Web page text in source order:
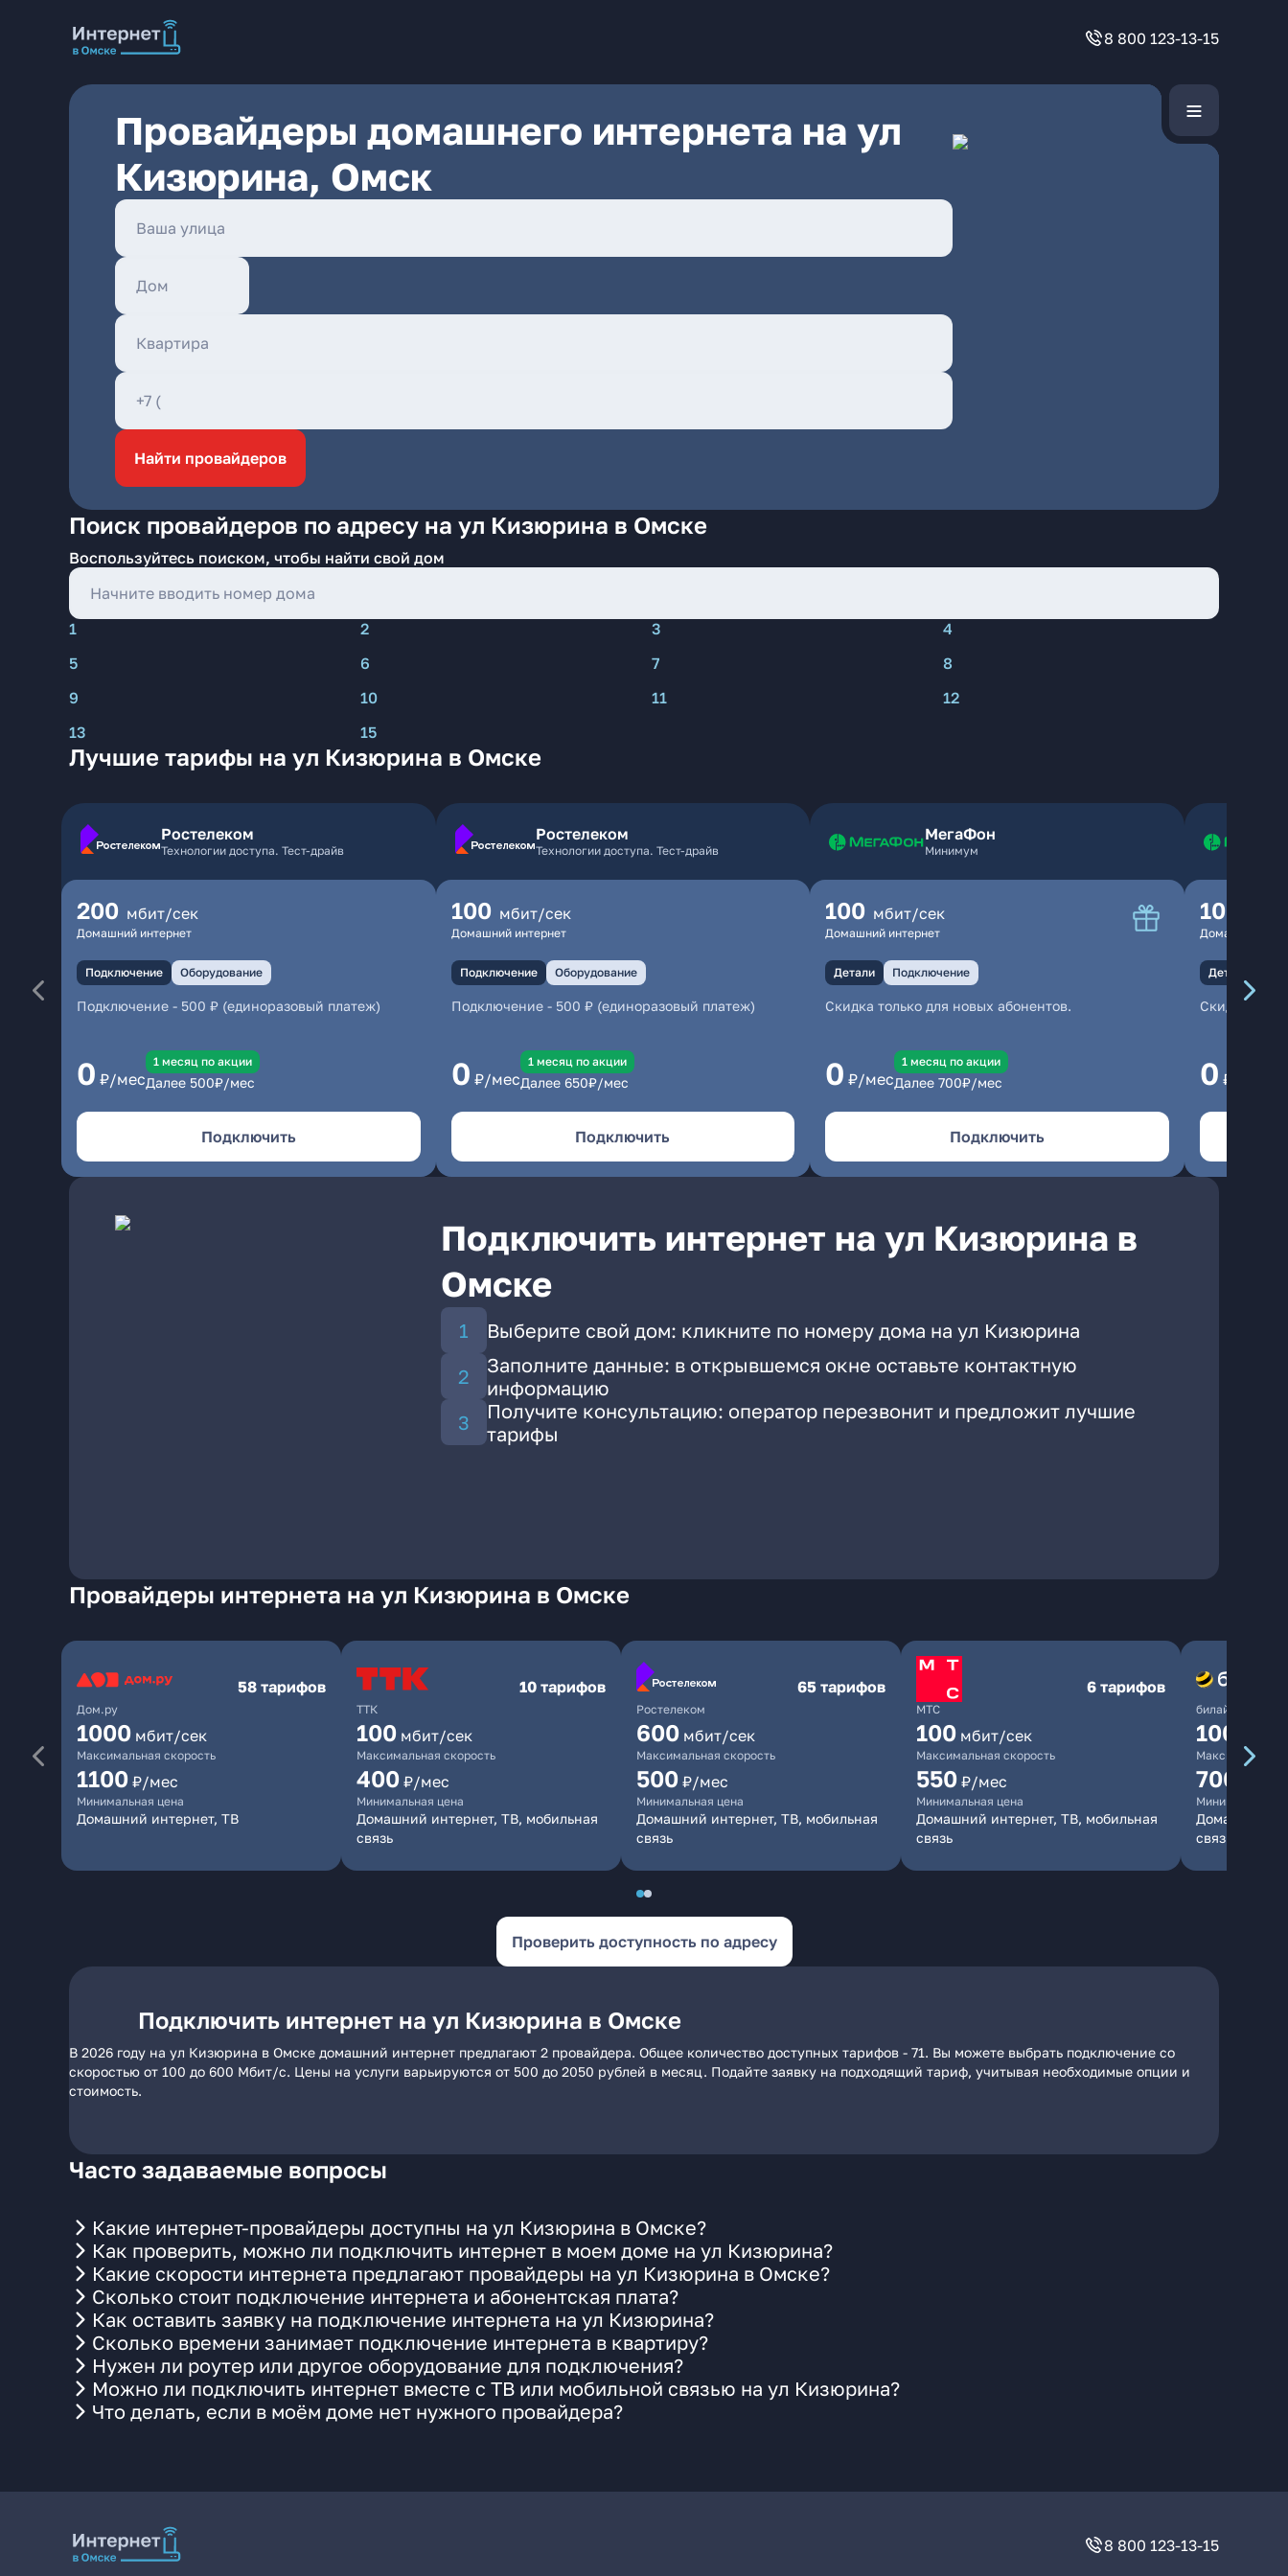
8 800 123-13-15
Провайдеры домашнего интернета на ул
Кизюрина, Омск
Найти провайдеров
Поиск провайдеров по адресу на ул Кизюрина в Омске
Воспользуйтесь поиском, чтобы найти свой дом
1 2 3
4
5
6 7
8
9
10 11
12
13
15
Лучшие тарифы на ул Кизюрина в Омске
Ростелеком
Технологии доступа. Тест-драйв
200 мбит/сек
Домашний интернет
Подключение Оборудование
Подключение - 500 ₽ (единоразовый платеж)
0 ₽/мес
1 месяц по акции
Далее 500₽/мес
Подключить
Ростелеком
Технологии доступа. Тест-драйв
100 мбит/сек
Домашний интернет
Подключение Оборудование
Подключение- 500 ₽ (единоразовый платеж)
0 ₽/мес
1 месяц по акции
Далее 650₽/мес
Подключить
МегаФон
Минимум
100 мбит/сек
Домашний интернет
Детали Подключение
Скидка только для новых абонентов.
0 ₽/мес
1 месяц по акции
Далее 700₽/мес
Подключить
100
Домашний
Детали
Скидка
0 ₽/мес
Подключить интернет на ул Кизюрина в
Омске
Выберите свой дом: кликните по номеру дома на ул Кизюрина
Заполните данные: в открывшемся окне оставьте контактную
информацию
Получите консультацию: оператор перезвонит и предложит лучшие
тарифы
Провайдеры интернета на ул Кизюрина в Омске
Дом.ру
58 тарифов
1000 мбит/сек
Максимальная скорость
1100 ₽/мес
Минимальная цена
Домашний интернет, ТВ
ТТК
10 тарифов
100 мбит/сек
Максимальная скорость
400 ₽/мес
Минимальная цена
Домашний интернет, ТВ, мобильная
связь
Ростелеком
65 тарифов
600 мбит/сек
Максимальная скорость
500 ₽/мес
Минимальная цена
Домашний интернет, ТВ, мобильная
связь
МТС
6 тарифов
100 мбит/сек
Максимальная скорость
550 ₽/мес
Минимальная цена
Домашний интернет, ТВ, мобильная
связь
билайн
1000
Максимальная
700
Минимальная
Домашний
связь
Проверить доступность по адресу
Подключить интернет на ул Кизюрина в Омске
В 2026 году на ул Кизюрина в Омске домашний интернет предлагают 2 провайдера. Общее количество доступных тарифов - 71. Вы можете выбрать подключение со
скоростью от 100 до 600 Мбит/с. Цены на услуги варьируются от 500 до 2050 рублей в месяц. Подайте заявку на подходящий тариф, учитывая необходимые опции и
стоимость.
Часто задаваемые вопросы
Какие интернет-провайдеры доступны на ул Кизюрина в Омске?
Как проверить, можно ли подключить интернет в моем доме на ул Кизюрина?
Какие скорости интернета предлагают провайдеры на ул Кизюрина в Омске?
Сколько стоит подключение интернета и абонентская плата?
Как оставить заявку на подключение интернета на ул Кизюрина?
Сколько времени занимает подключение интернета в квартиру?
Нужен ли роутер или другое оборудование для подключения?
Можно ли подключить интернет вместе с ТВ или мобильной связью на ул Кизюрина?
Что делать, если в моём доме нет нужного провайдера?
8 800 123-13-15